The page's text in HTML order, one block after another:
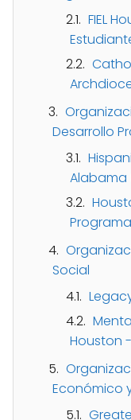
FIEL
Desarrollo
Alabama
Social
Houston
Económico